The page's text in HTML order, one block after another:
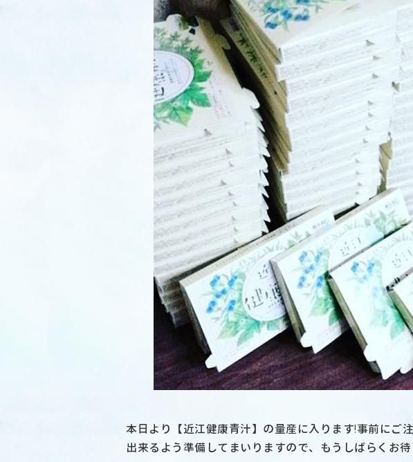
本日より【近江健康青汁】の量産に入ります!事前にご
出来るよう準備してまいりますので、もうしばらくお待